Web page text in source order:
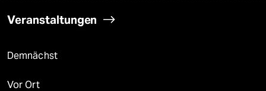
Veranstaltungen
Demnächst
Vor Ort